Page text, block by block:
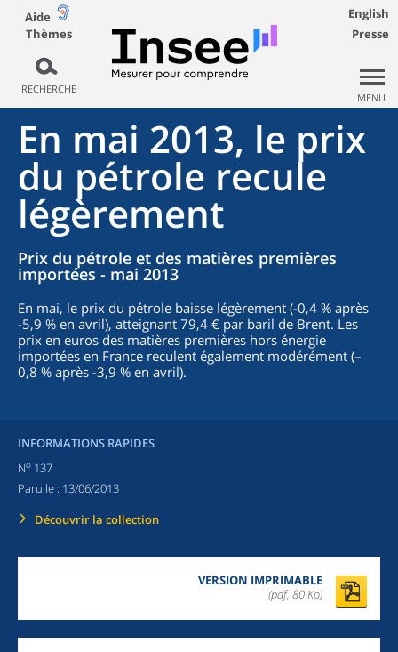
Aide
Thèmes
RECHERCHE
English
Presse
MENU
En mai 2013, le prix
du pétrole recule
légèrement
Prix du pétrole et des matières premières
importées - mai 2013
En mai, le prix du pétrole baisse légèrement (-0,4 % après
-5,9 % en avril), atteignant 79,4 € par baril de Brent. Les
prix en euros des matières premières hors énergie
importées en France reculent également modérément (–
0,8 % après -3,9 % en avril).
INFORMATIONS RAPIDES
No 137
Paru le : 13/06/2013
Découvrir la collection
VERSION IMPRIMABLE
(pdf, 80 Ko)